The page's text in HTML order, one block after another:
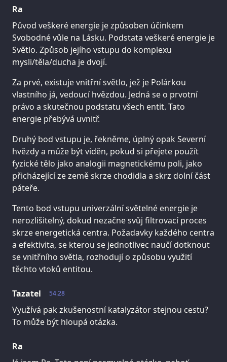
Ra
Původ veškeré energie je způsoben účinkem
Svobodné vůle na Lásku. Podstata veškeré energie je
Světlo. Způsob jejího vstupu do komplexu
mysli/těla/ducha je dvojí.
Za prvé, existuje vnitřní světlo, jež je Polárkou
vlastního já, vedoucí hvězdou. Jedná se o prvotní
právo a skutečnou podstatu všech entit. Tato
energie přebývá uvnitř.
Druhý bod vstupu je, řekněme, úplný opak Severní
hvězdy a může být viděn, pokud si přejete použít
fyzické tělo jako analogii magnetickému poli, jako
přicházející ze země skrze chodidla a skrz dolní část
páteře.
Tento bod vstupu univerzální světelné energie je
nerozlišitelný, dokud nezačne svůj filtrovací proces
skrze energetická centra. Požadavky každého centra
a efektivita, se kterou se jednotlivec naučí dotknout
se vnitřního světla, rozhodují o způsobu využití
těchto vtoků entitou.
54.28
Tazatel
Využívá pak zkušenostní katalyzátor stejnou cestu?
To může být hloupá otázka.
Ra